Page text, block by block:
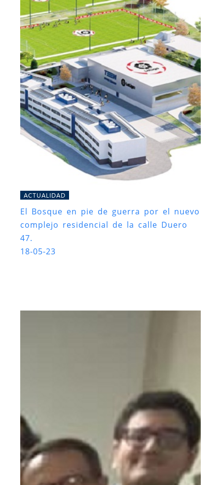
ACTUALIDAD
El Bosque en pie de guerra por el nuevo
complejo residencial de la calle Duero
47.
18-05-23